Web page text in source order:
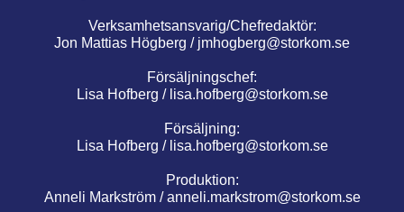
Verksamhetsansvarig/Chefredaktör:
Jon Mattias Högberg / jmhogberg@storkom.se
Försäljningschef:
Lisa Hofberg / lisa.hofberg@storkom.se
Försäljning:
Lisa Hofberg / lisa.hofberg@storkom.se
Produktion:
Anneli Markström /anneli.markstrom@storkom.se